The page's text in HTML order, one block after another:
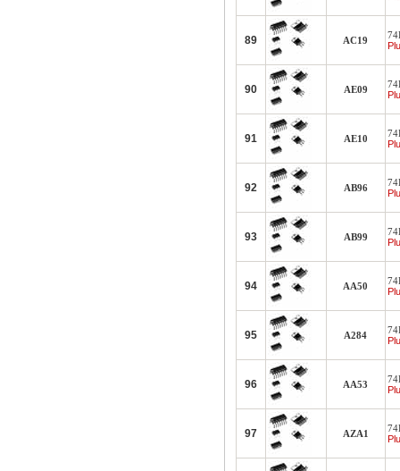
89 AC19
90 AE09
91 AE10
92 AB96
93 AB99
94 AA50
95 A284
96 AA53
97 AZA1